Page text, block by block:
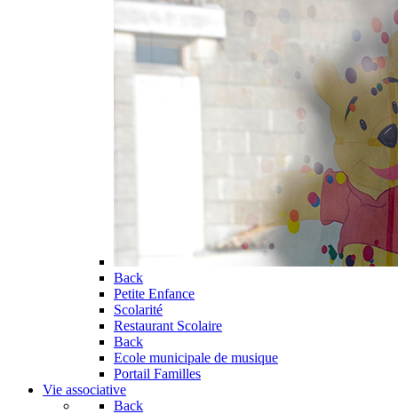
Back
Petite Enfance
Scolarité
Restaurant Scolaire
Back
Ecole municipale de musique
Portail Familles
Vie associative
Back